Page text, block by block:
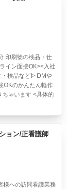
印刷物の検品・仕
イン面接OK><入社
検品など!> DMや
OKのかんたん軽作
ゃいます <具体的
ョン/正看護師
様への訪問看護業務